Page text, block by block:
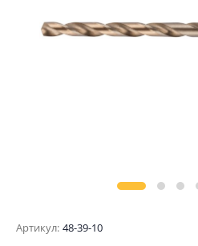
Артикул: 48-39-10